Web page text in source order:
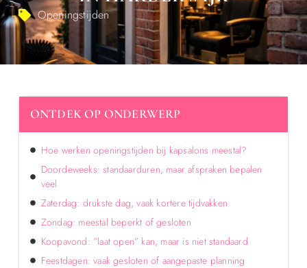
Openingstijden
ONTDEK OP ONDERWERP
Hoe werken openingstijden bij kapsalons meestal?
Doordeweeks: standaarduren, maar afspraken bepalen
veel
Zaterdag: drukste dag, vaak kortere tijdvakken
Zondag: meestal beperkt of gesloten
Koopavond: “laat open” kan, maar is niet standaard
Feestdagen: vaak gesloten of aangepaste planning